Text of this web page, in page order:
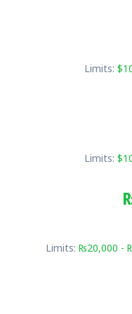
Limits:
Limits:
Limits: ₨20,000 -